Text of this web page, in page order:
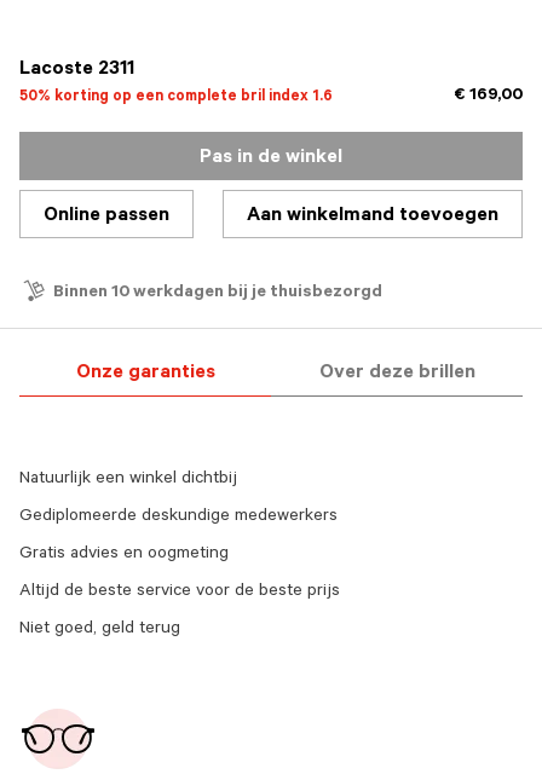
Lacoste 2311
50% korting op een complete bril index 1.6 € 169,00
Pas in de winkel
Online passen Aan winkelmand toevoegen
Binnen 10 werkdagen bij je thuisbezorgd
Onze garanties Over deze brillen
Natuurlijk een winkel dichtbij
Gediplomeerde deskundige medewerkers
Gratis advies en oogmeting
Altijd de beste service voor de beste prijs
Niet goed, geld terug